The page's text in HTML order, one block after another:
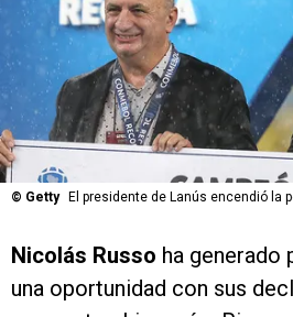
© Getty El presidente de Lanús encendió la
Nicolás Russo ha generado
una oportunidad con sus